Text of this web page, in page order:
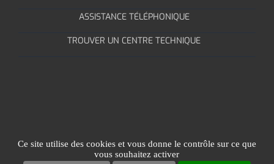
Ce site utilise des cookies et vous donne le contrôle sur ce que
vous souhaitez activer
ASSISTANCE TÉLÉPHONIQUE
TROUVER UN CENTRE TECHNIQUE
MENTIONS LÉGALES | POLITIQUE DE CONFIDENTIALITÉ |
PLAN DU SITE